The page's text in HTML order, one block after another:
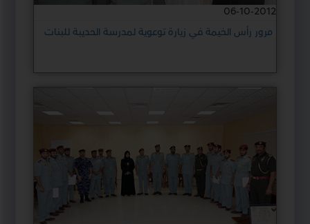
06-10-2012
مرور رأس الخيمة في زيارة توعوية لمدرسة الحديبة للبنات